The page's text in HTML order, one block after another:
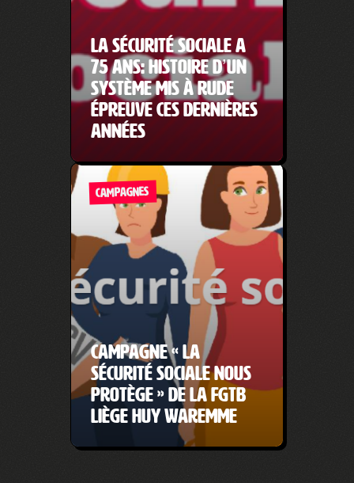
La Sécurité sociale a
75 ans: histoire d’un
système mis à rude
épreuve ces dernières
années
CAMPAGNES
Campagne « La
Sécurité sociale nous
protège » de la FGTB
Liège Huy Waremme